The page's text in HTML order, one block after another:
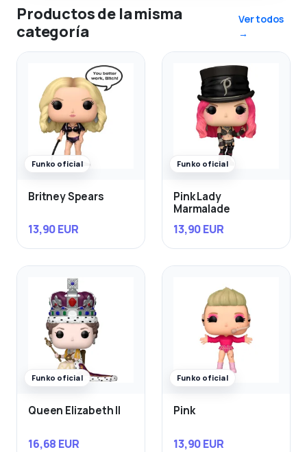
Productos de la misma
categoría
Ver todos
→
Funko oficial
Britney Spears
13,90 EUR
Funko oficial
Pink Lady
Marmalade
13,90 EUR
Funko oficial
Queen Elizabeth II
16,68 EUR
Funko oficial
Pink
13,90 EUR